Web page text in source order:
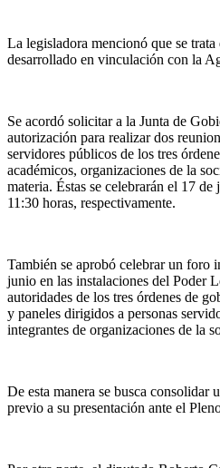
La legisladora mencionó que se
desarrollado en vinculación con la
Se acordó solicitar a la Junta de
autorización para realizar dos
servidores públicos de los tres
académicos, organizaciones de la
materia. Éstas se celebrarán el 17
11:30 horas, respectivamente.
También se aprobó celebrar un foro
junio en las instalaciones del Poder
autoridades de los tres órdenes de
y paneles dirigidos a personas
integrantes de organizaciones de la
De esta manera se busca consolidar
previo a su presentación ante el